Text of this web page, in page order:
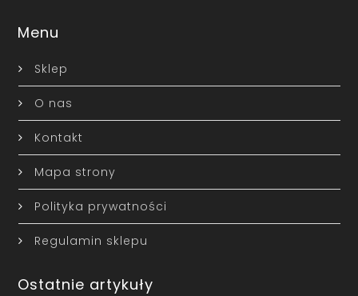
Menu
Sklep
O nas
Kontakt
Mapa strony
Polityka prywatności
Regulamin sklepu
Ostatnie artykuły